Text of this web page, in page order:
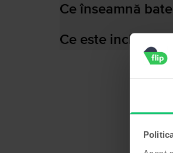
Ce înseamnă
Ce este inclus în